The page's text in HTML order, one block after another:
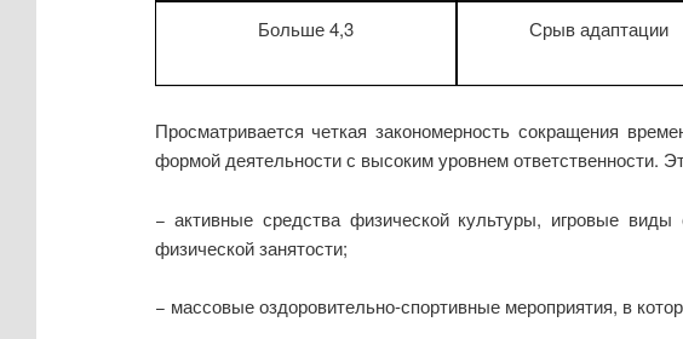
Больше 4,3 Срыв адаптации
Просматривается четкая закономерность сокращения
формой деятельности с высоким уровнем ответственности.
− активные средства физической культуры, игровые
физической занятости;
− массовые оздоровительно-спортивные мероприятия, в